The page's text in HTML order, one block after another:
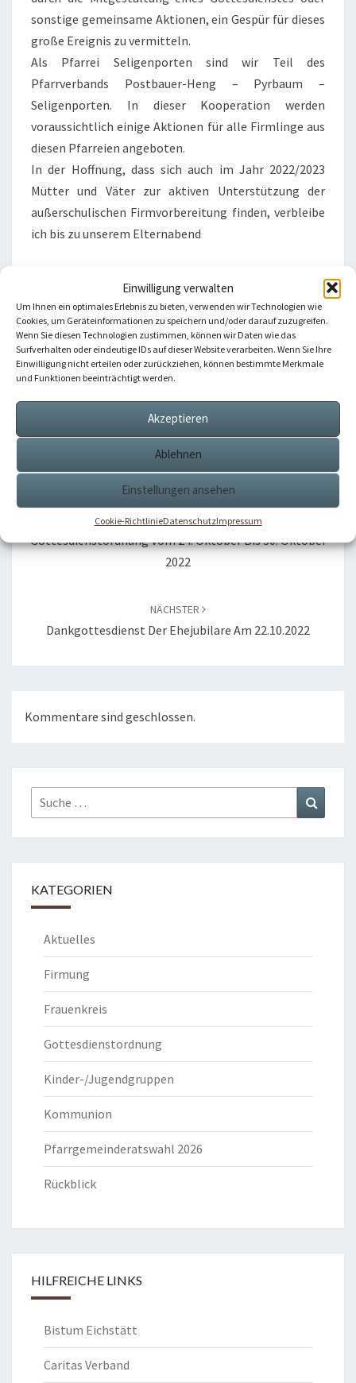
Einwilligung verwalten
Um Ihnen ein optimales Erlebnis zu bieten, verwenden wir Technologien wie
Cookies, um Geräteinformationen zu speichern und/oder darauf zuzugreifen.
Wenn Sie diesen Technologien zustimmen, können wir Daten wie das
Surfverhalten oder eindeutige IDs auf dieser Website verarbeiten. Wenn Sie Ihre
Einwilligung nicht erteilen oder zurückziehen, können bestimmte Merkmale
und Funktionen beeinträchtigt werden.
Akzeptieren
Ablehnen
Einstellungen ansehen
Cookie-RichtlinieDatenschutzImpressum
sonstige gemeinsame Aktionen, ein Gespür für dieses
große Ereignis zu vermitteln.
Als Pfarrei Seligenporten sind wir Teil des
Pfarrverbands Postbauer-Heng – Pyrbaum –
Seligenporten. In dieser Kooperation werden
voraussichtlich einige Aktionen für alle Firmlinge aus
diesen Pfarreien angeboten.
In der Hoffnung, dass sich auch im Jahr 2022/2023
Mütter und Väter zur aktiven Unterstützung der
außerschulischen Firmvorbereitung finden, verbleibe
ich bis zu unserem Elternabend
Ihr Pfarradministrator
Markus Fiedler
Aktuelles,Firmung
Beitragsnavigation
VORHERIGER
Gottesdienstordnung Vom 24. Oktober Bis 30. Oktober
2022
NÄCHSTER
Dankgottesdienst Der Ehejubilare Am 22.10.2022
Kommentare sind geschlossen.
Suche
nach:
KATEGORIEN
Aktuelles
Firmung
Frauenkreis
Gottesdienstordnung
Kinder-/Jugendgruppen
Kommunion
Pfarrgemeinderatswahl 2026
Rückblick
HILFREICHE LINKS
Bistum Eichstätt
Caritas Verband